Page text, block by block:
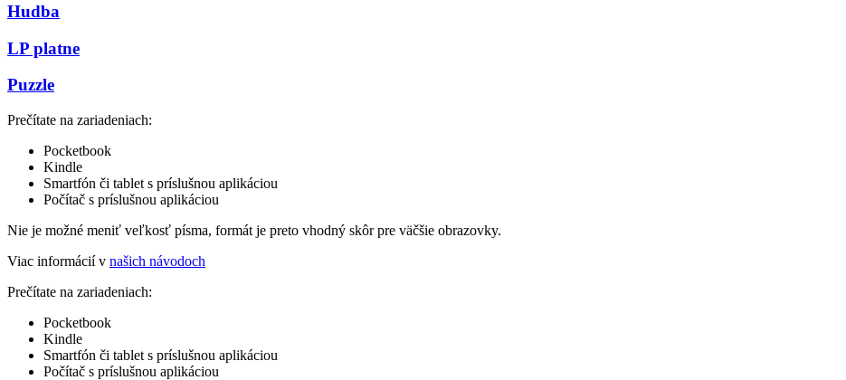
Hudba
LP platne
Puzzle
Prečítate na zariadeniach:
Pocketbook
Kindle
Smartfón či tablet s príslušnou aplikáciou
Počítač s príslušnou aplikáciou
Nie je možné meniť veľkosť písma, formát je preto vhodný skôr pre väčšie obrazovky.
Viac informácií v našich návodoch
Prečítate na zariadeniach:
Pocketbook
Kindle
Smartfón či tablet s príslušnou aplikáciou
Počítač s príslušnou aplikáciou